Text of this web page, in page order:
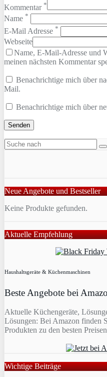
Kommentar *
Name *
E-Mail Adresse *
Webseite
Name, E-Mail-Adresse und
meinen nächsten Kommentar
Benachrichtige mich über
Mail.
Benachrichtige mich über
Neue Angebote und Bestseller
Keine Produkte gefunden.
Aktuelle Empfehlung
Haushaltsgeräte & Küchenmaschinen
Beste Angebote bei
Aktuelle Küchengeräte,
Lösungen: Bei Amazon finden
Produkten zu den besten
Wichtige Beiträge